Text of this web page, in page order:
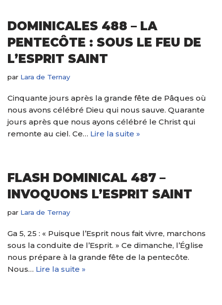
DOMINICALES 488 – LA
PENTECÔTE : SOUS LE FEU DE
L’ESPRIT SAINT
par Lara de Ternay
Cinquante jours après la grande fête de Pâques où
nous avons célébré Dieu qui nous sauve. Quarante
jours après que nous ayons célébré le Christ qui
remonte au ciel. Ce… Lire la suite »
FLASH DOMINICAL 487 –
INVOQUONS L’ESPRIT SAINT
par Lara de Ternay
Ga 5, 25 : « Puisque l’Esprit nous fait vivre, marchons
sous la conduite de l’Esprit. » Ce dimanche, l’Église
nous prépare à la grande fête de la pentecôte.
Nous… Lire la suite »